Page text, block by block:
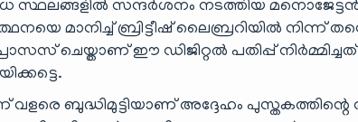
സ്ഥലങ്ങളിൽ സന്ദർശനം നടത്തിയ
മാനിച്ച് ബ്രിട്ടീഷ് ലൈബ്രറിയിൽ നിന്ന്
ചെയ്താണ് ഈ ഡിജിറ്റൽ പതിപ്പ് നിർമ്മിച്ചത്.
വളരെ ബുദ്ധിമുട്ടിയാണ് അദ്ദേഹം